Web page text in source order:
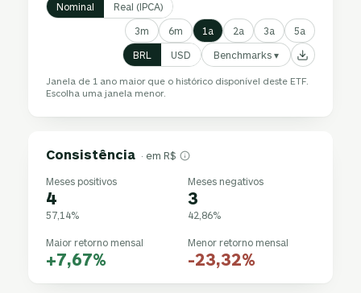
Nominal Real (IPCA)
3m 6m 1a 2a 3a 5a
BRL USD Benchmarks ▾
Janela de 1 ano maior que o histórico disponível deste ETF.
Escolha uma janela menor.
Consistência · em R$
Meses positivos
4
57,14%
Meses negativos
3
42,86%
Maior retorno mensal
+7,67%
Menor retorno mensal
-23,32%